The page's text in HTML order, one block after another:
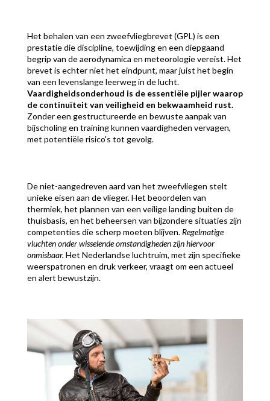
Het behalen van een zweefvliegbrevet (GPL) is een
prestatie die discipline, toewijding en een diepgaand
begrip van de aerodynamica en meteorologie vereist. Het
brevet is echter niet het eindpunt, maar juist het begin
van een levenslange leerweg in de lucht.
Vaardigheidsonderhoud is de essentiële pijler waarop
de continuïteit van veiligheid en bekwaamheid rust.
Zonder een gestructureerde en bewuste aanpak van
bijscholing en training kunnen vaardigheden vervagen,
met potentiële risico's tot gevolg.
De niet-aangedreven aard van het zweefvliegen stelt
unieke eisen aan de vlieger. Het beoordelen van
thermiek, het plannen van een veilige landing buiten de
thuisbasis, en het beheersen van bijzondere situaties zijn
competenties die scherp moeten blijven. Regelmatige
vluchten onder wisselende omstandigheden zijn hiervoor
onmisbaar. Het Nederlandse luchtruim, met zijn specifieke
weerspatronen en druk verkeer, vraagt om een actueel
en alert bewustzijn.